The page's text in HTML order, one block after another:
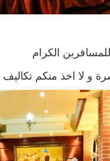
الكرام
و لا اخذ منكم تكاليف